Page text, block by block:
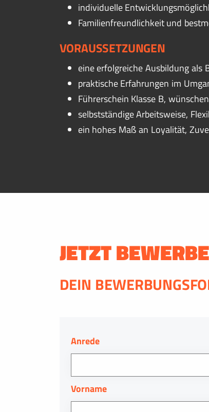
individuelle
Familienfreundlichkeit und
VORAUSSETZUNGEN
eine erfolgreiche Ausbildung
praktische Erfahrungen im
Führerschein Klasse B,
selbstständige Arbeitsweise,
ein hohes Maß an Loyalität,
JETZT
DEIN
Anrede
Vorname